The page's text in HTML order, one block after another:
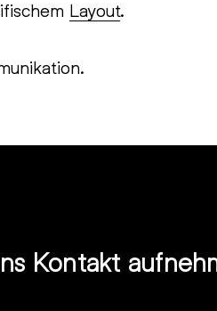
Layout.
Kontakt